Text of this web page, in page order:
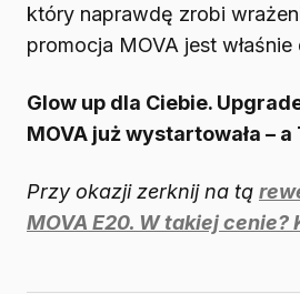
który naprawdę zrobi
promocja MOVA jest właśnie
Glow up dla Ciebie.
MOVA już wystartowała – a
Przy okazji zerknij na tą
MOVA E20. W takiej cenie?